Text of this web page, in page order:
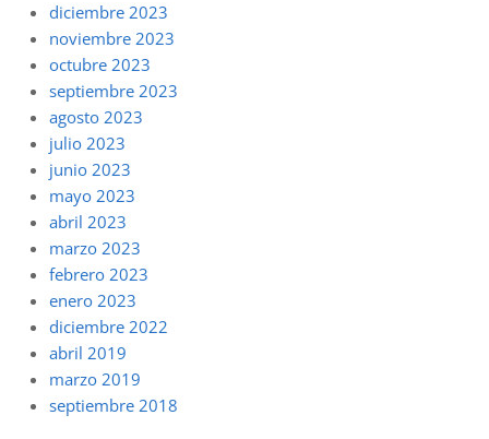
diciembre 2023
noviembre 2023
octubre 2023
septiembre 2023
agosto 2023
julio 2023
junio 2023
mayo 2023
abril 2023
marzo 2023
febrero 2023
enero 2023
diciembre 2022
abril 2019
marzo 2019
septiembre 2018